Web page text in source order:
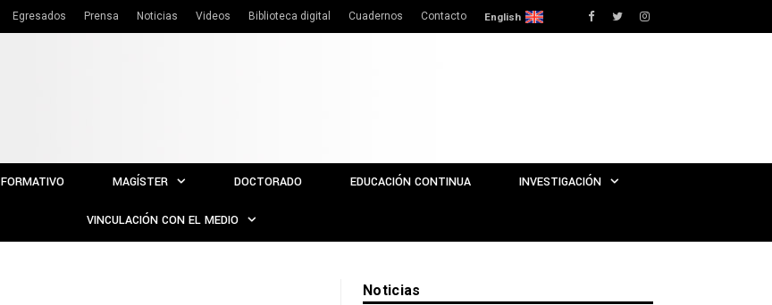
Egresados Prensa Noticias Videos Biblioteca digital Cuadernos Contacto English Facebook
TwitterInstagram
MAGÍSTER DOCTORADO EDUCACIÓN CONTINUA INVESTIGACIÓN
VINCULACIÓN CON EL MEDIO
Noticias